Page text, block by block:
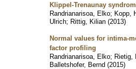
Klippel-Trenaunay
Randrianarisoa, Elko; Kopp,
Ulrich; Rittig, Kilian (2013)
Normal values for intima-
factor profiling
Randrianarisoa, Elko; Rietig,
Balletshofer, Bernd (2015)